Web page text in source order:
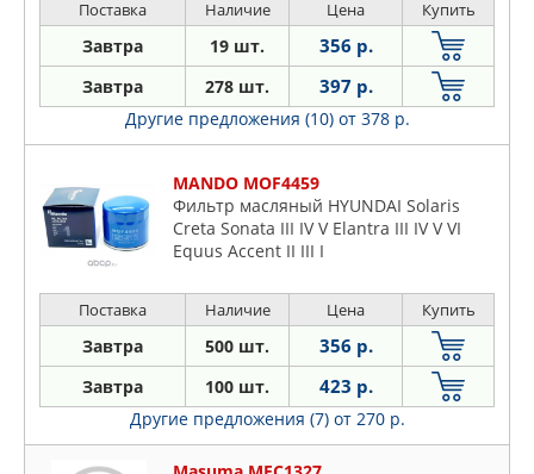
Rocsta AM102 (1992-1997), CHERY
Amulet A15 (2003-...), Tiggo T11
(2005-...), Tiggo 4 T19 (2019-...)
Поставка Наличие Цена Купить
Завтра 19 шт. 356 р.
Завтра 278 шт. 397 р.
Другие предложения (10) от 378 р.
MANDO MOF4459
Фильтр масляный HYUNDAI Solaris
Creta Sonata III IV V Elantra III IV V VI
Equus Accent II III I
Поставка Наличие Цена Купить
Завтра 500 шт. 356 р.
Завтра 100 шт. 423 р.
Другие предложения (7) от 270 р.